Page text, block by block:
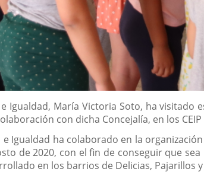
Igualdad, María Victoria Soto, ha
con dicha Concejalía, en los
e Igualdad ha colaborado en la
de 2020, con el fin de conseguir que
en los barrios de Delicias, Pajarillos